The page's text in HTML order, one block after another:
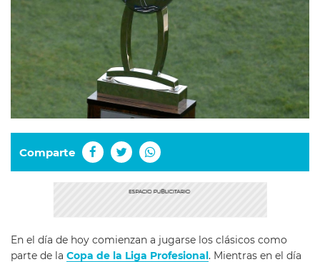
Comparte
En el día de hoy comienzan a jugarse los clásicos como
parte de la Copa de la Liga Profesional . Mientras en el día